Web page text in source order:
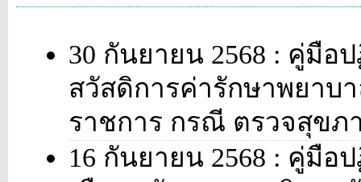
30 กันยายน 2568 : คู่มือป
สวัสดิการค่ารักษาพยาบ
ราชการ กรณี ตรวจสุขภ
16 กันยายน 2568 : คู่มือ